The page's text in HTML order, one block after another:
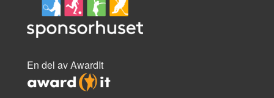
En del av AwardIt